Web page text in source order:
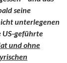
seine
unterlegenen
US-geführte
und ohne